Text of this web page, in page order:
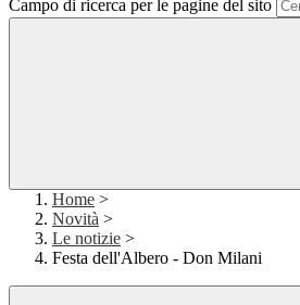
Campo di ricerca per le pagine del sito
Home >
Novità >
Le notizie >
Festa dell'Albero - Don Milani